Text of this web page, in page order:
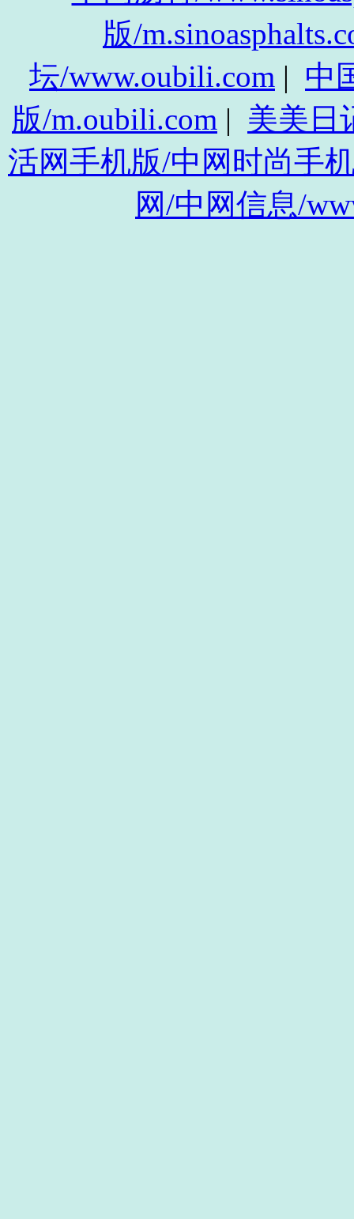
版/
坛/www.oubili.com | 中
版/m.oubili.com | 美美日
活网手机版/中网时尚手
网/中网信息/